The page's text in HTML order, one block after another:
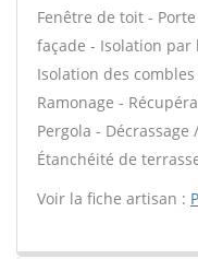
Fenêtre de toit -
façade - Isolation
Isolation des
Ramonage -
Pergola -
Étanchéité de
Voir la fiche artisan :